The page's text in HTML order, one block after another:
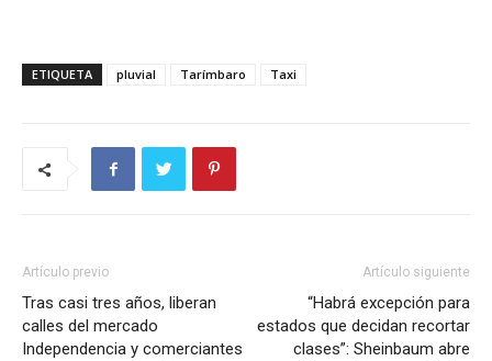
ETIQUETA pluvial Tarímbaro Taxi
Artículo previo
Tras casi tres años, liberan
calles del mercado
Independencia y comerciantes
Artículo siguiente
“Habrá excepción para
estados que decidan recortar
clases”: Sheinbaum abre